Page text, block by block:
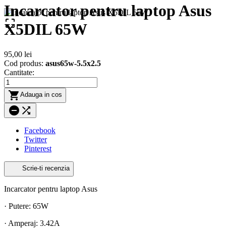

Incarcator pentru laptop Asus
X5DIL 65W
95,00 lei
Cod produs: asus65w-5.5x2.5
Cantitate:
 Adauga in cos
 
Facebook
Twitter
Pinterest
Scrie-ti recenzia
Incarcator pentru laptop Asus
· Putere: 65W
· Amperaj: 3.42A